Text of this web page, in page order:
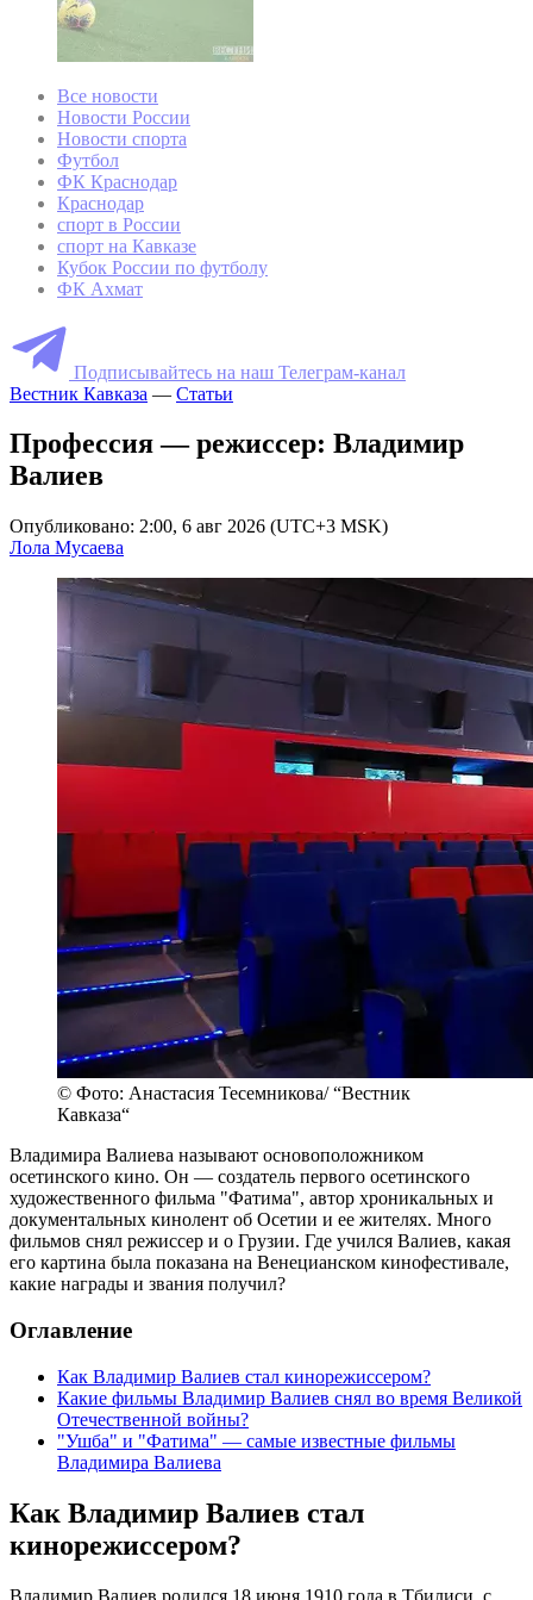
Все новости
Новости России
Новости спорта
Футбол
ФК Краснодар
Краснодар
спорт в России
спорт на Кавказе
Кубок России по футболу
ФК Ахмат
Подписывайтесь на наш Телеграм-канал
Вестник Кавказа — Статьи
Профессия — режиссер: Владимир
Валиев
Опубликовано: 2:00, 6 авг 2026 (UTC+3 MSK)
Лола Мусаева
© Фото: Анастасия Тесемникова/ “Вестник
Кавказа“
Владимира Валиева называют основоположником
осетинского кино. Он — создатель первого осетинского
художественного фильма "Фатима", автор хроникальных и
документальных кинолент об Осетии и ее жителях. Много
фильмов снял режиссер и о Грузии. Где учился Валиев, какая
его картина была показана на Венецианском кинофестивале,
какие награды и звания получил?
Оглавление
Как Владимир Валиев стал кинорежиссером?
Какие фильмы Владимир Валиев снял во время Великой
Отечественной войны?
"Ушба" и "Фатима" — самые известные фильмы
Владимира Валиева
Как Владимир Валиев стал
кинорежиссером?
Владимир Валиев родился 18 июня 1910 года в Тбилиси, с